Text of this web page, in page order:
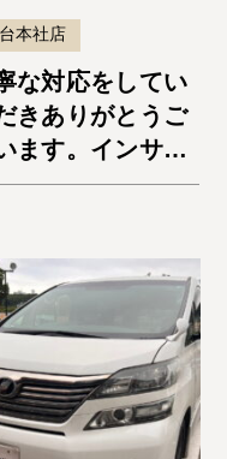
本社店
な対応をしてい
きありがとうご
ます。インサイ